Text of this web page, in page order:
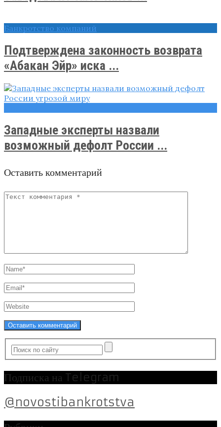
Банкротство компаний
Подтверждена законность возврата
«Абакан Эйр» иска ...
Западные эксперты назвали
возможный дефолт России ...
Оставить комментарий
Подписка на Telegram
@novostibankrotstva